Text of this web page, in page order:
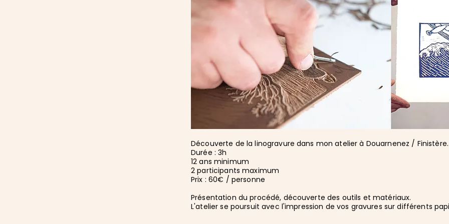
Découverte de la linogravure dans mon atelier à Douarnenez / Finistère.
Durée : 3h
​12 ans minimum
2 participants maximum
Prix : 60€ / personne
Présentation du procédé, découverte des outils et matériaux.
L'atelier se poursuit avec l'impression de vos gravures sur différents